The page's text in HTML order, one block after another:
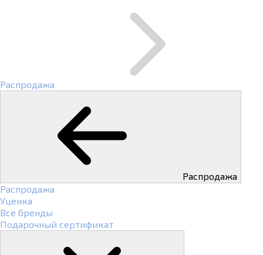
Распродажа
Распродажа
Распродажа
Уценка
Все бренды
Подарочный сертификат